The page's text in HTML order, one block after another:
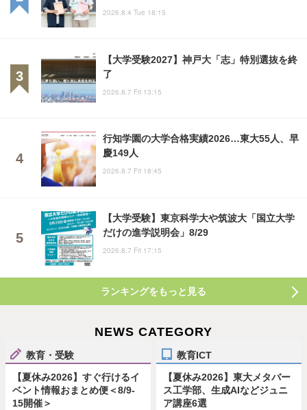
2026.8.4 Tue 18:15
【大学受験2027】神戸大「志」特別選抜を終
了
2026.8.7 Fri 13:15
行知学園の大学合格実績2026…東大55人、早
慶149人
2026.8.7 Fri 18:45
【大学受験】東京科学大や筑波大「国立大学
だけの進学説明会」8/29
2026.8.7 Fri 17:15
ランキングをもっと見る
NEWS CATEGORY
教育・受験
【夏休み2026】すぐ行けるイ
ベント情報おまとめ便＜8/9-
15開催＞
教育ICT
【夏休み2026】東大メタバー
ス工学部、生成AIなどジュニ
ア講座6選